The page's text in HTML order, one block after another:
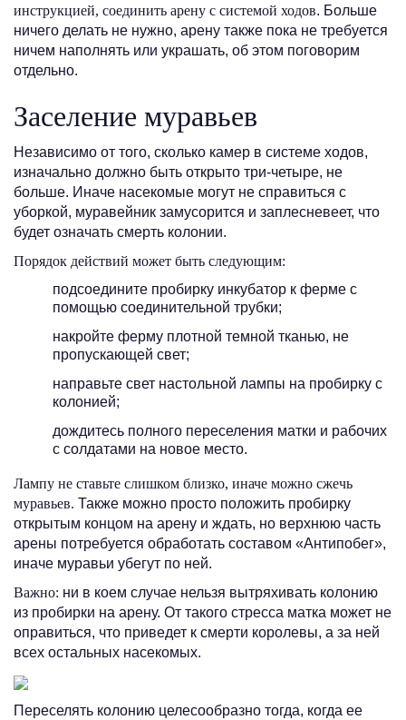
инструкцией, соединить арену с системой ходов. Больше
ничего делать не нужно, арену также пока не требуется
ничем наполнять или украшать, об этом поговорим
отдельно.
Заселение муравьев
Независимо от того, сколько камер в системе ходов,
изначально должно быть открыто три-четыре, не
больше. Иначе насекомые могут не справиться с
уборкой, муравейник замусорится и заплесневеет, что
будет означать смерть колонии.
Порядок действий может быть следующим:
подсоедините пробирку инкубатор к ферме с
помощью соединительной трубки;
накройте ферму плотной темной тканью, не
пропускающей свет;
направьте свет настольной лампы на пробирку с
колонией;
дождитесь полного переселения матки и рабочих
с солдатами на новое место.
Лампу не ставьте слишком близко, иначе можно сжечь
муравьев. Также можно просто положить пробирку
открытым концом на арену и ждать, но верхнюю часть
арены потребуется обработать составом «Антипобег»,
иначе муравьи убегут по ней.
Важно: ни в коем случае нельзя вытряхивать колонию
из пробирки на арену. От такого стресса матка может не
оправиться, что приведет к смерти королевы, а за ней
всех остальных насекомых.
Переселять колонию целесообразно тогда, когда ее